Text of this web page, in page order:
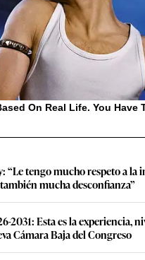
“Le tengo mucho respeto a la
mucha desconfianza”
2031: Esta es la experiencia,
Cámara Baja del Congreso